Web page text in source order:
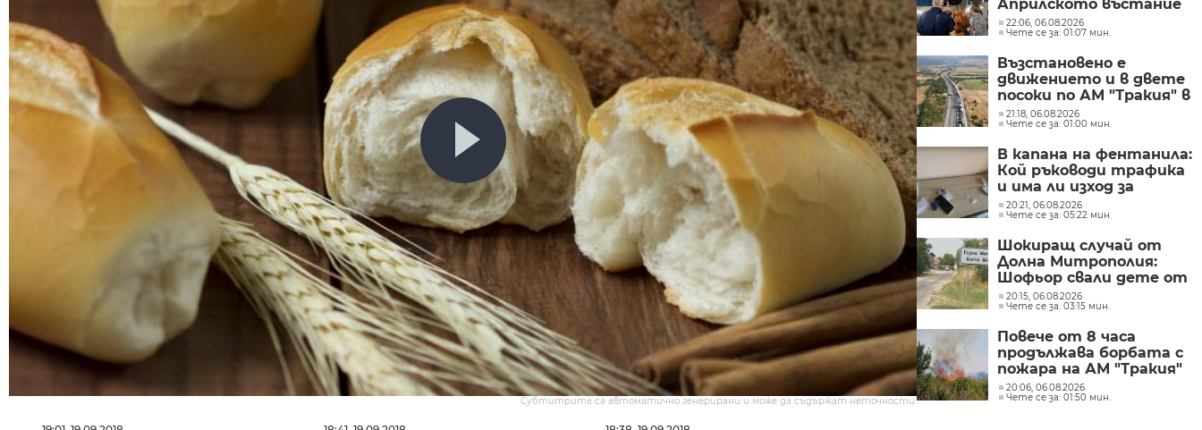
Субтитрите са автоматично генерирани и може да съдържат неточности.
Априлското въстание
в Обсерваторията в
Рожен
22:06, 06.08.2026
Чете се за: 01:07 мин.
Възстановено е
движението и в двете
посоки по АМ "Тракия" в
района на 69-ия
километър
21:18, 06.08.2026
Чете се за: 01:00 мин.
В капана на фентанила:
Кой ръководи трафика
и има ли изход за
пристрастените?
20:21, 06.08.2026
Чете се за: 05:22 мин.
Шокиращ случай от
Долна Митрополия:
Шофьор свали дете от
автобус и го остави на
пътя в жегата
20:15, 06.08.2026
Чете се за: 03:15 мин.
Повече от 8 часа
продължава борбата с
пожара на АМ "Тракия"
при отбивката към
Велинград
20:06, 06.08.2026
Чете се за: 01:50 мин.